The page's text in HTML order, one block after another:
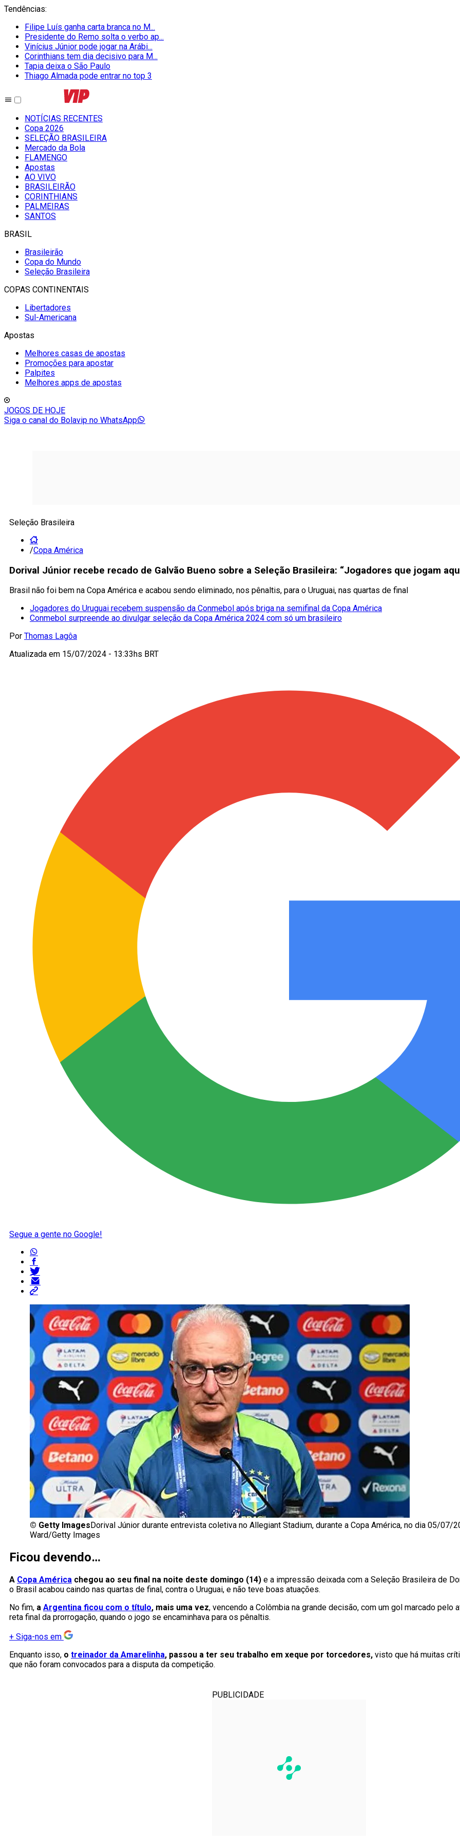
Tendências:
Filipe Luís ganha carta branca no M...
Presidente do Remo solta o verbo ap...
Vinícius Júnior pode jogar na Arábi...
Corinthians tem dia decisivo para M...
Tapia deixa o São Paulo
Thiago Almada pode entrar no top 3
NOTÍCIAS RECENTES
Copa 2026
SELEÇÃO BRASILEIRA
Mercado da Bola
FLAMENGO
Apostas
AO VIVO
BRASILEIRÃO
CORINTHIANS
PALMEIRAS
SANTOS
BRASIL
Brasileirão
Copa do Mundo
Seleção Brasileira
COPAS CONTINENTAIS
Libertadores
Sul-Americana
Apostas
Melhores casas de apostas
Promoções para apostar
Palpites
Melhores apps de apostas
JOGOS DE HOJE
Siga o canal do Bolavip no WhatsApp
Seleção Brasileira
/Copa América
Dorival Júnior recebe recado de Galvão Bueno sobre a Seleção Brasileira: “Jogadores que jogam
Brasil não foi bem na Copa América e acabou sendo eliminado, nos pênaltis, para o Uruguai, nas quartas de final
Jogadores do Uruguai recebem suspensão da Conmebol após briga na semifinal da Copa América
Conmebol surpreende ao divulgar seleção da Copa América 2024 com só um brasileiro
Por Thomas Lagôa
Atualizada em 15/07/2024 - 13:33hs BRT
Segue a gente no Google!
© Getty Images Dorival Júnior durante entrevista coletiva no Allegiant Stadium, durante a Copa América, no dia 05/07/
Ward/Getty Images
Ficou devendo…
A Copa América chegou ao seu final na noite deste domingo (14) e a impressão deixada com a Seleção Brasileira de
o Brasil acabou caindo nas quartas de final, contra o Uruguai, e não teve boas atuações.
No fim, a Argentina ficou com o título, mais uma vez, vencendo a Colômbia na grande decisão, com um gol marcado pelo
reta final da prorrogação, quando o jogo se encaminhava para os pênaltis.
+ Siga-nos em
Enquanto isso, o treinador da Amarelinha, passou a ter seu trabalho em xeque por torcedores, visto que há muitas
que não foram convocados para a disputa da competição.
PUBLICIDADE